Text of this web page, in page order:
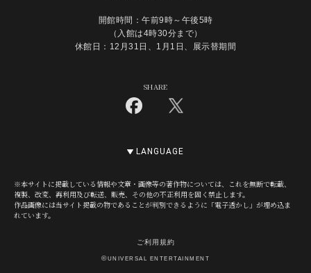
開館時間：午前9時～午後5時
（入館は4時30分まで）
休館日：12月31日、1月1日、展示替期間
SHARE
LANGUAGE
※本サイトに掲載している情報や文章・画像等の著作物については、これを無断で転載、
複製、改変、再利用及び転送、販売、その他の不正利用を固く禁止します。
作品画像には当サイト掲載の物であることが判別できるように「電子透かし」が埋め込ま
れています。
ご利用規約
© UNIVERSAL ENTERTAINMENT